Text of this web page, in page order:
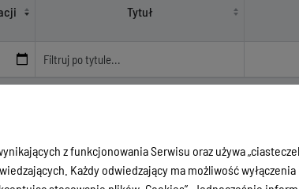
Tytuł
z funkcjonowania Serwisu oraz używa
Każdy odwiedzający ma możliwość